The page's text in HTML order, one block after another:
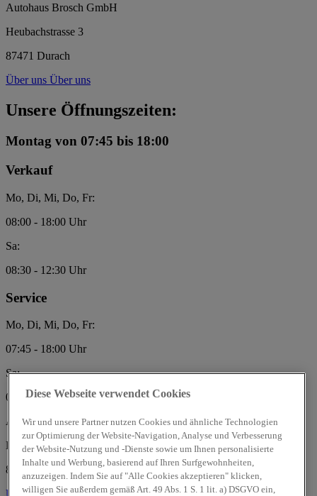
Autohaus Brosch GmbH
Heubachstrasse 3
87471 Durach
Über uns Über uns
Unsere Öffnungszeiten:
Montag von 07:45 bis 18:00
Verkauf
Mo, Di, Mi, Do, Fr:
08:00 - 18:00 Uhr
Sa:
08:30 - 12:30 Uhr
Service
Mo, Di, Mi, Do, Fr:
07:45 - 18:00 Uhr
Sa:
08:00 - 12:00 Uhr
Autohaus Brosch GmbH
Heubachstrasse 3
87471 Durach
Diese Webseite verwendet Cookies
Wir und unsere Partner nutzen Cookies und ähnliche Technologien
zur Optimierung der Website-Navigation, Analyse und Verbesserung
der Website-Nutzung und -Dienste sowie um Ihnen personalisierte
Inhalte und Werbung, basierend auf Ihren Surfgewohnheiten,
anzuzeigen. Indem Sie auf "Alle Cookies akzeptieren" klicken,
willigen Sie außerdem gemäß Art. 49 Abs. 1 S. 1 lit. a) DSGVO ein,